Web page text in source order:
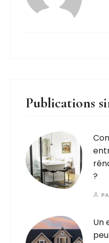
Publications
?
Un